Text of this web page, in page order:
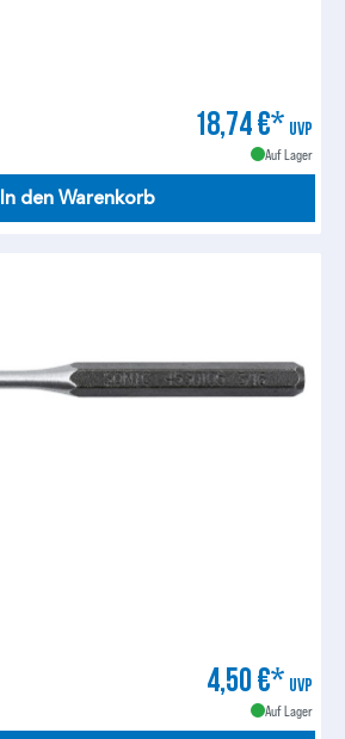
18,74 €* UVP
Auf Lager
In den Warenkorb
4,50 €* UVP
Auf Lager